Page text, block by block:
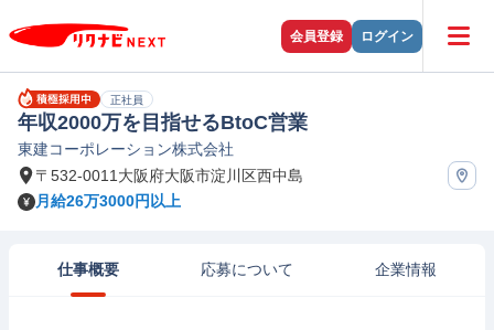
会員登録 ログイン
正社員
年収2000万を目指せるBtoC営業
東建コーポレーション株式会社
〒532-0011大阪府大阪市淀川区西中島
月給26万3000円以上
仕事概要 応募について 企業情報